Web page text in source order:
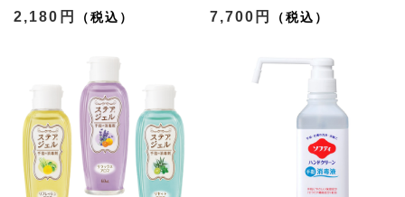
2,180円 7,700円